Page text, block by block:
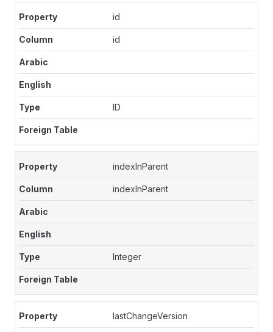
id
id
ID
indexInParent
indexInParent
Integer
lastChangeVersion